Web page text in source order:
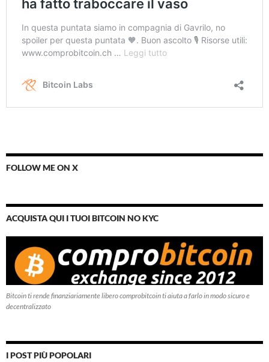
FOLLOW ME ON X
ACQUISTA QUI I TUOI BITCOIN NO KYC
Bitcoin ti rende finanziariamente libero comprobitcoin ti aiuta a farlo in modo sicuro e
decentralizzato
I POST PIÙ POPOLARI